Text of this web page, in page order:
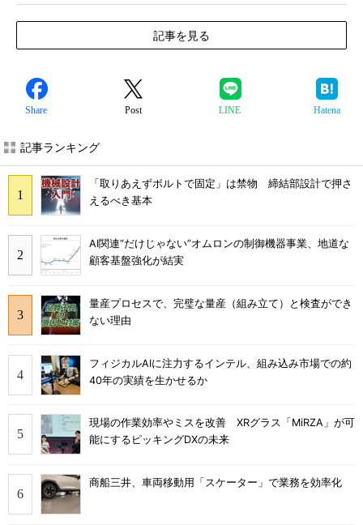
記事を見る
Share Post LINE Hatena
記事ランキング
「取りあえずボルトで固定」は禁物 締結部設計で押さ
えるべき基本
AI関連“だけじゃない”オムロンの制御機器事業、地道な
顧客基盤強化が結実
量産プロセスで、完璧な量産（組み立て）と検査ができ
ない理由
フィジカルAIに注力するインテル、組み込み市場での約
40年の実績を生かせるか
現場の作業効率やミスを改善 XRグラス「MiRZA」が可
能にするピッキングDXの未来
商船三井、車両移動用「スケーター」で業務を効率化